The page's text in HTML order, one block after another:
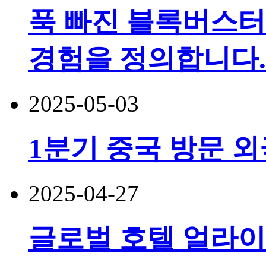
푹 빠진 블록버스
경험을 정의합니다.
2025-05-03
1분기 중국 방문
2025-04-27
글로벌 호텔 얼라